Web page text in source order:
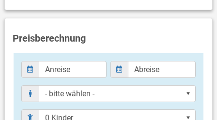
Schlafzimmer mit Doppelbett, Laminat
Badezimmer
Bad mit WC, Dusche
Balkon & Terrasse
eigener Balkon
teilweise überdacht
Bestuhlung
Preisberechnung